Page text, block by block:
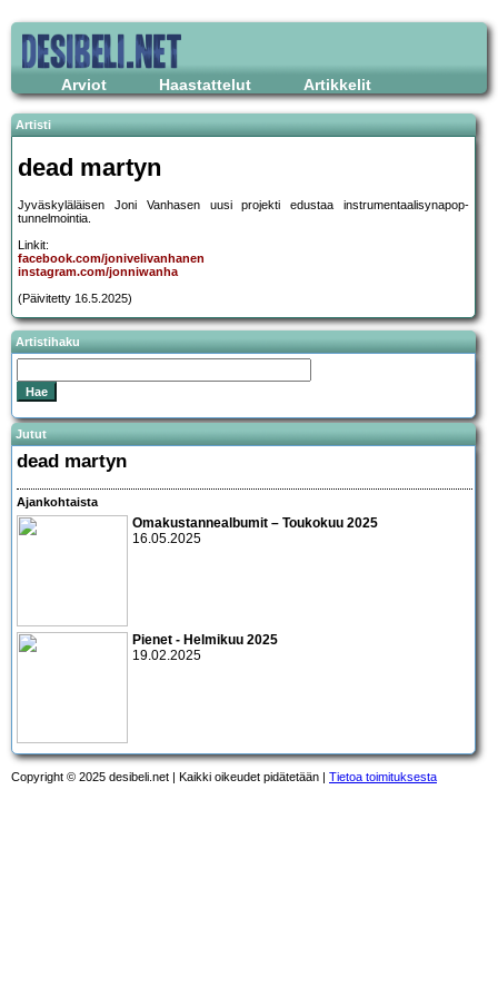
Arviot Haastattelut Artikkelit
Artisti
dead martyn
Jyväskyläläisen Joni Vanhasen uusi projekti edustaa instrumentaalisynapop-
tunnelmointia.
Linkit:
facebook.com/jonivelivanhanen
instagram.com/jonniwanha
(Päivitetty 16.5.2025)
Artistihaku
Jutut
dead martyn
Ajankohtaista
Omakustannealbumit – Toukokuu 2025
16.05.2025
Pienet - Helmikuu 2025
19.02.2025
Copyright © 2025 desibeli.net | Kaikki oikeudet pidätetään | Tietoa toimituksesta